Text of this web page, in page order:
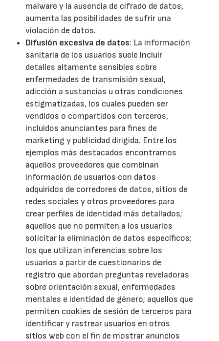
malware y la ausencia de cifrado de datos,
aumenta las posibilidades de sufrir una
violación de datos.
Difusión excesiva de datos: La información
sanitaria de los usuarios suele incluir
detalles altamente sensibles sobre
enfermedades de transmisión sexual,
adicción a sustancias u otras condiciones
estigmatizadas, los cuales pueden ser
vendidos o compartidos con terceros,
incluidos anunciantes para fines de
marketing y publicidad dirigida. Entre los
ejemplos más destacados encontramos
aquellos proveedores que combinan
información de usuarios con datos
adquiridos de corredores de datos, sitios de
redes sociales y otros proveedores para
crear perfiles de identidad más detallados;
aquellos que no permiten a los usuarios
solicitar la eliminación de datos específicos;
los que utilizan inferencias sobre los
usuarios a partir de cuestionarios de
registro que abordan preguntas reveladoras
sobre orientación sexual, enfermedades
mentales e identidad de género; aquellos que
permiten cookies de sesión de terceros para
identificar y rastrear usuarios en otros
sitios web con el fin de mostrar anuncios